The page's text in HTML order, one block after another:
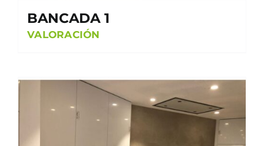
BANCADA 1
VALORACIÓN